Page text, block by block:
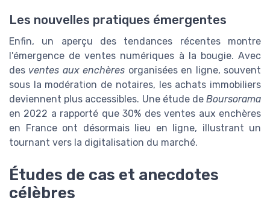
Les nouvelles pratiques émergentes
Enfin, un aperçu des tendances récentes montre
l'émergence de ventes numériques à la bougie. Avec
des ventes aux enchères organisées en ligne, souvent
sous la modération de notaires, les achats immobiliers
deviennent plus accessibles. Une étude de Boursorama
en 2022 a rapporté que 30% des ventes aux enchères
en France ont désormais lieu en ligne, illustrant un
tournant vers la digitalisation du marché.
Études de cas et anecdotes
célèbres